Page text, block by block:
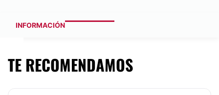
INFORMACIÓN
TE RECOMENDAMOS